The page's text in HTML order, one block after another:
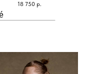
18 750 р.